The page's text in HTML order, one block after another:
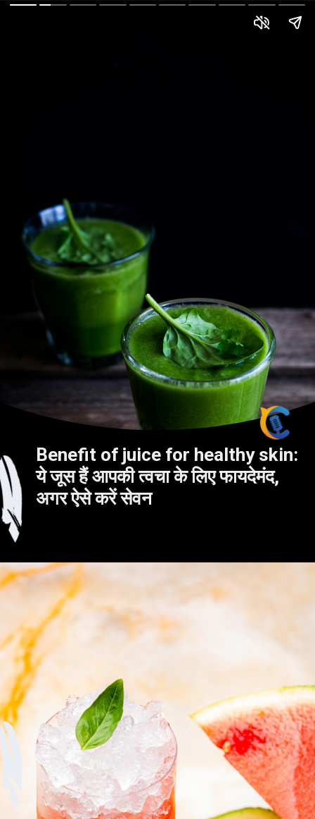
Benefit of juice for healthy skin:
ये जूस हैं आपकी त्वचा के लिए फायदेमंद,
अगर ऐसे करें सेवन